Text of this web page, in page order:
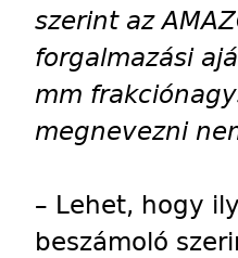
szerint az
forgalmazási
mm
megnevezni
– Lehet, hogy
beszámoló